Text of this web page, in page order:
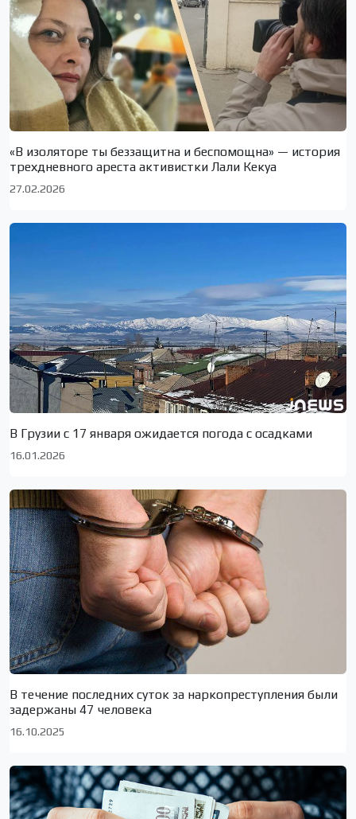
«В изоляторе ты беззащитна и беспомощна» — история
трехдневного ареста активистки Лали Кекуа
27.02.2026
В Грузии с 17 января ожидается погода с осадками
16.01.2026
В течение последних суток за наркопреступления были
задержаны 47 человека
16.10.2025